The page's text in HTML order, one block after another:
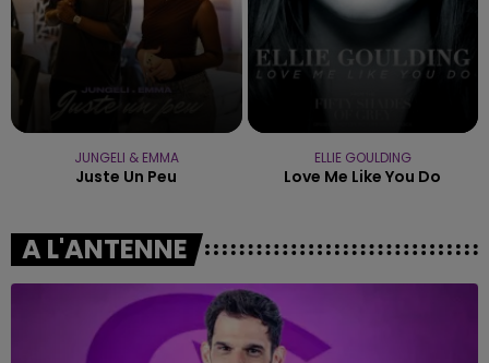
JUNGELI & EMMA
Juste Un Peu
ELLIE GOULDING
Love Me Like You Do
A L'ANTENNE